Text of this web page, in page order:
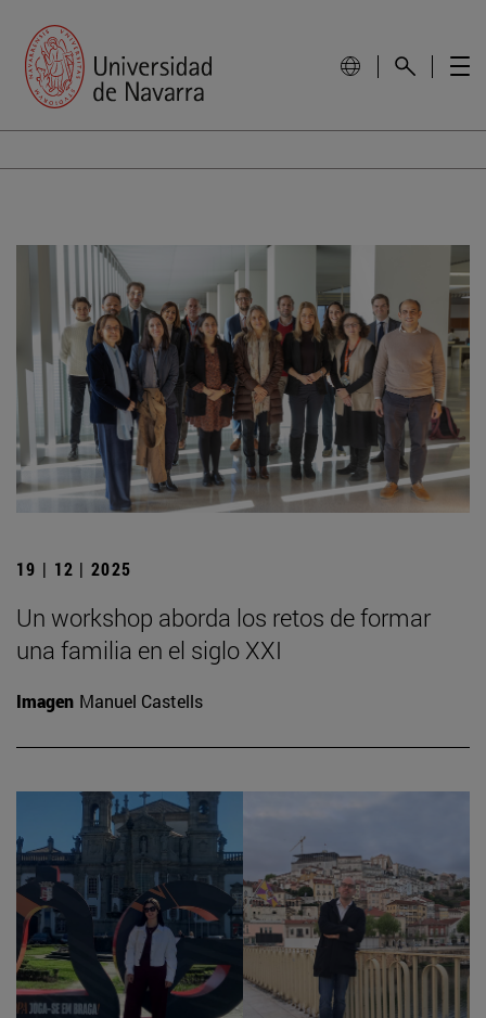
19 | 12 | 2025
Un workshop aborda los retos de formar
una familia en el siglo XXI
Imagen Manuel Castells